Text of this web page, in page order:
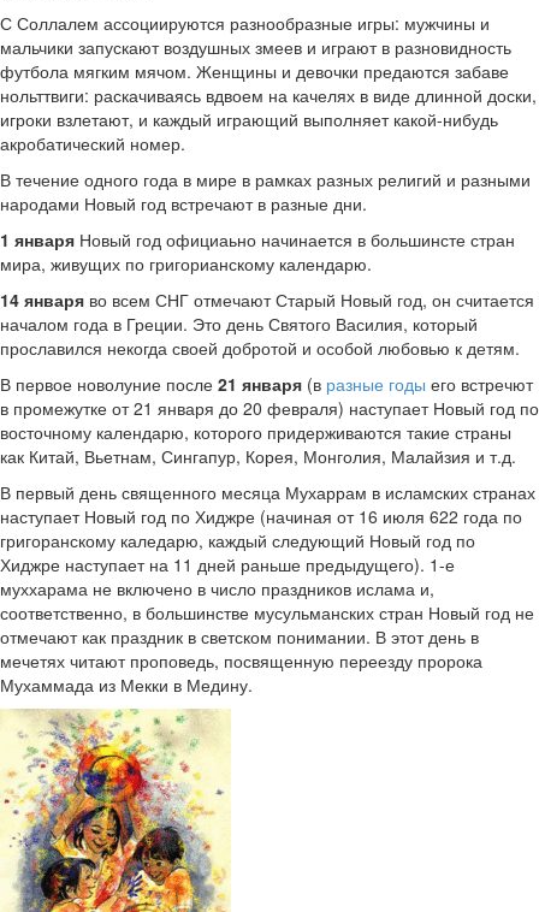
С Соллалем ассоциируются разнообразные игры: мужчины и
мальчики запускают воздушных змеев и играют в разновидность
футбола мягким мячом. Женщины и девочки предаются забаве
нольттвиги: раскачиваясь вдвоем на качелях в виде длинной доски,
игроки взлетают, и каждый играющий выполняет какой-нибудь
акробатический номер.
В течение одного года в мире в рамках разных религий и разными
народами Новый год встречают в разные дни.
1 января Новый год официаьно начинается в большинсте стран
мира, живущих по григорианскому календарю.
14 января во всем СНГ отмечают Старый Новый год, он считается
началом года в Греции. Это день Святого Василия, который
прославился некогда своей добротой и особой любовью к детям.
В первое новолуние после 21 января (в разные годы его встречют
в промежутке от 21 января до 20 февраля) наступает Новый год по
восточному календарю, которого придерживаются такие страны
как Китай, Вьетнам, Сингапур, Корея, Монголия, Малайзия и т.д.
В первый день священного месяца Мухаррам в исламских странах
наступает Новый год по Хиджре (начиная от 16 июля 622 года по
григоранскому каледарю, каждый следующий Новый год по
Хиджре наступает на 11 дней раньше предыдущего). 1-е
муххарама не включено в число праздников ислама и,
соответственно, в большинстве мусульманских стран Новый год не
отмечают как праздник в светском понимании. В этот день в
мечетях читают проповедь, посвященную переезду пророка
Мухаммада из Мекки в Медину.